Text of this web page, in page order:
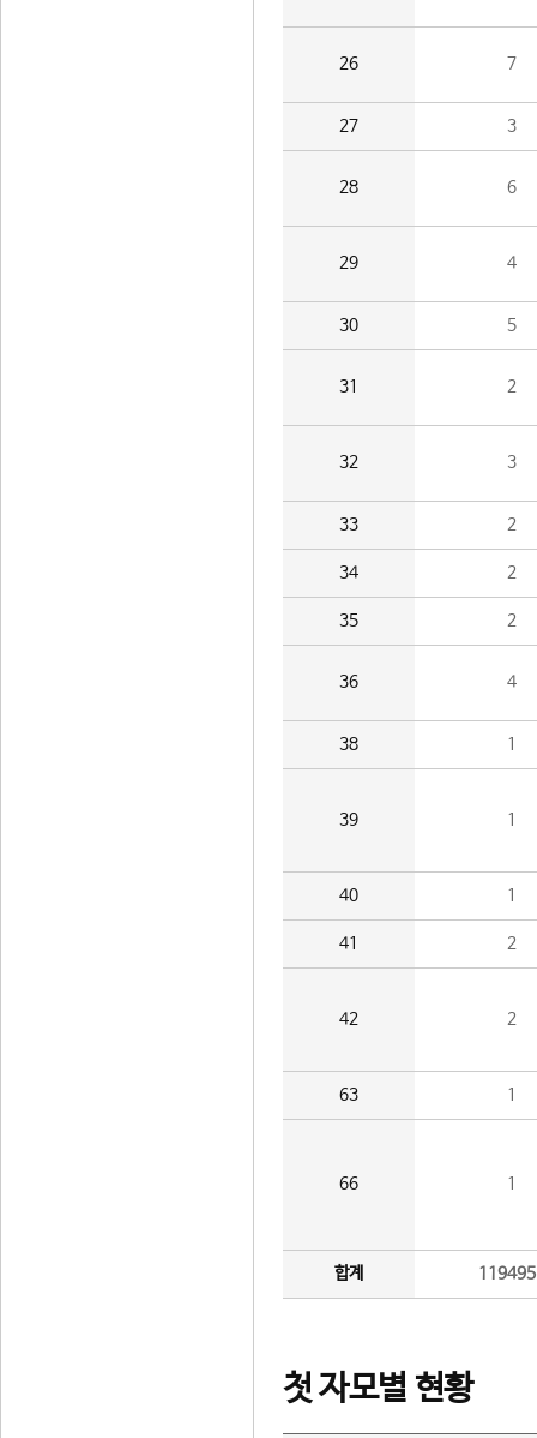
26 7
27 3
28 6
29 4
30 5
31 2
32 3
33 2
34 2
35 2
36 4
38 1
39 1
40 1
41 2
42 2
63 1
66 1
합계
첫 자모별 현황